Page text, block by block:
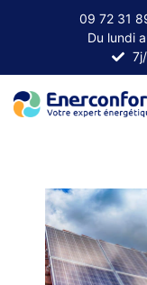
09 72 31
Du lundi